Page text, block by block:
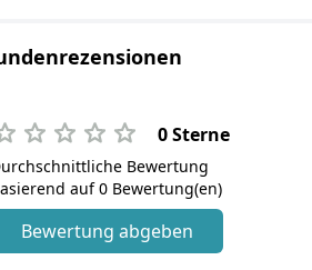
0 Sterne
Bewertung
auf 0 Bewertung(en)
Bewertung abgeben